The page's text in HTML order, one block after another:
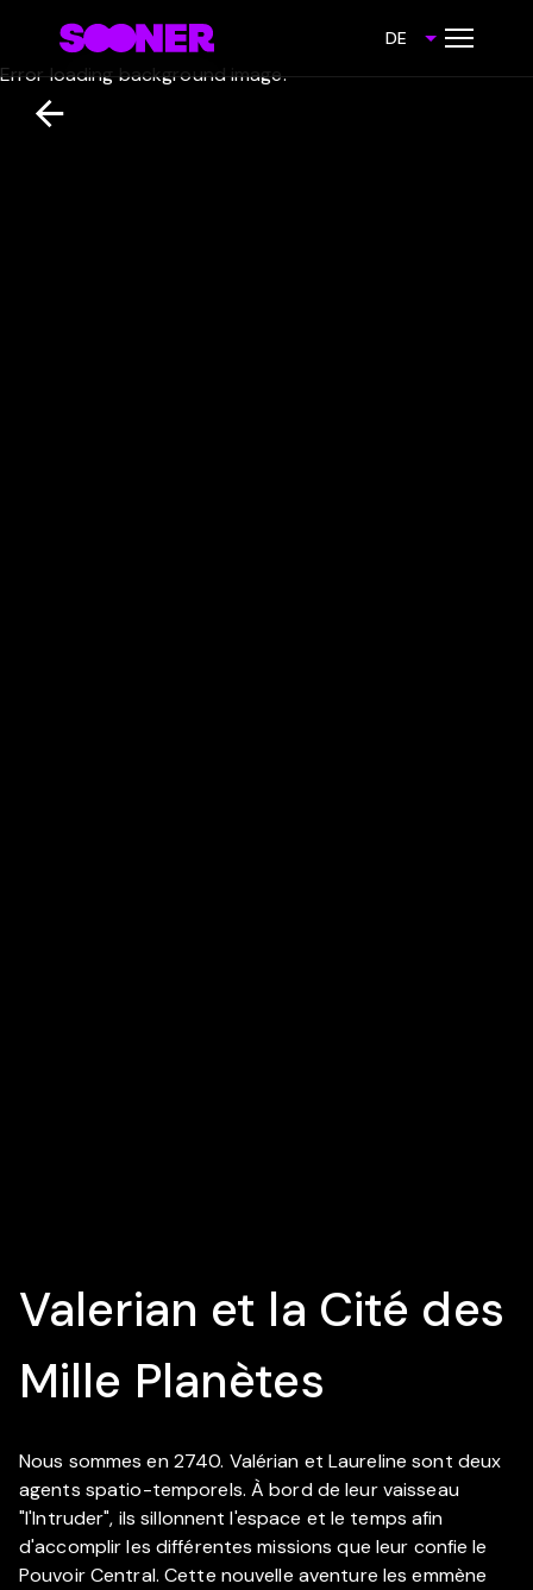
DE
Error loading background image.
Valerian et la Cité des
Mille Planètes
Nous sommes en 2740. Valérian et Laureline sont deux
agents spatio-temporels. À bord de leur vaisseau
"l'Intruder", ils sillonnent l'espace et le temps afin
d'accomplir les différentes missions que leur confie le
Pouvoir Central. Cette nouvelle aventure les emmène